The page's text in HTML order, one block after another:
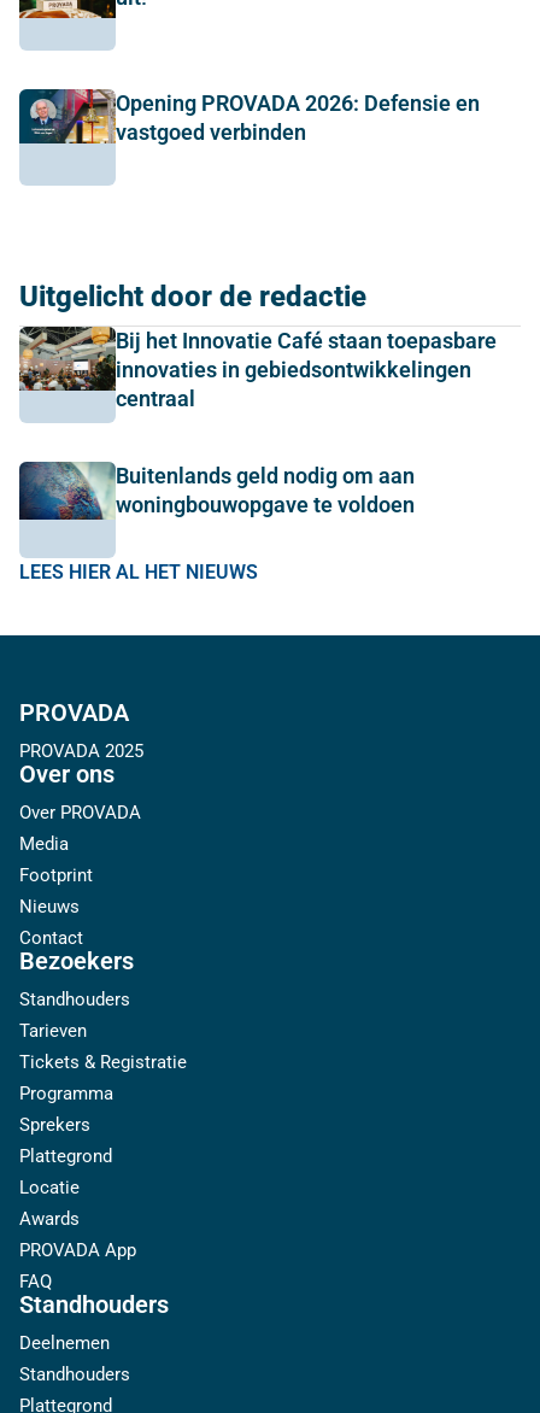
Opening PROVADA 2026: Defensie en
vastgoed verbinden
Uitgelicht door de redactie
Bij het Innovatie Café staan toepasbare
innovaties in gebiedsontwikkelingen
centraal
Buitenlands geld nodig om aan
woningbouwopgave te voldoen
LEES HIER AL HET NIEUWS
PROVADA
PROVADA 2025
Over ons
Over PROVADA
Media
Footprint
Nieuws
Contact
Bezoekers
Standhouders
Tarieven
Tickets & Registratie
Programma
Sprekers
Plattegrond
Locatie
Awards
PROVADA App
FAQ
Standhouders
Deelnemen
Standhouders
Plattegrond